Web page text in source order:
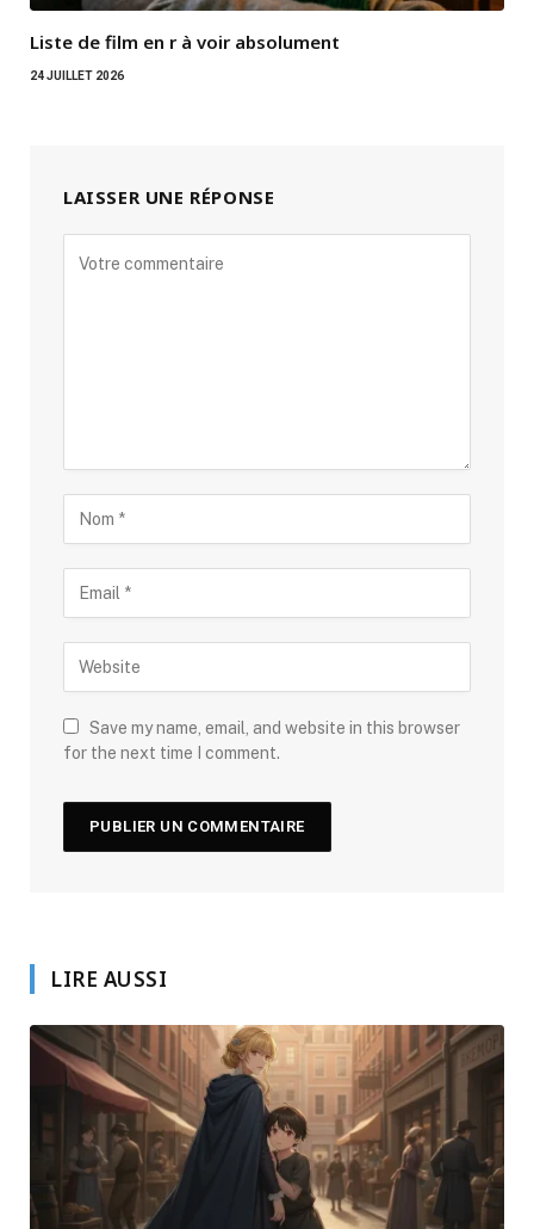
Liste de film en r à voir absolument
24 JUILLET 2026
LAISSER UNE RÉPONSE
Save my name, email, and website in this browser
for the next time I comment.
LIRE AUSSI